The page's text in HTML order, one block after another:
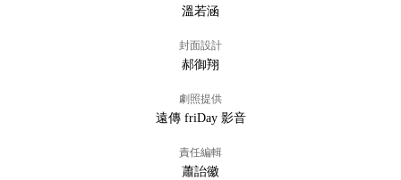
溫若涵
封面設計
郝御翔
劇照提供
遠傳 friDay 影音
責任編輯
蕭詒徽